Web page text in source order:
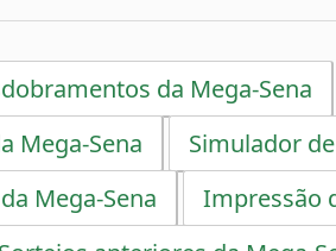
da Mega-Sena
Mega-Sena
Simulador
Mega-Sena
Impressão